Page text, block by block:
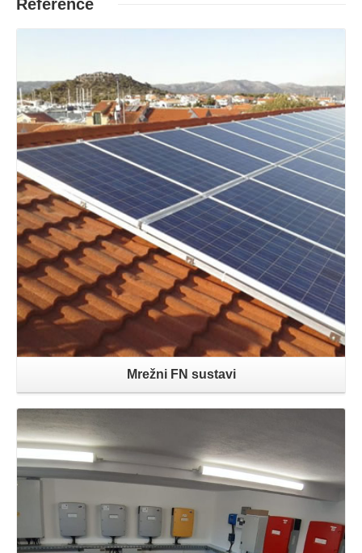
Reference
Opširnije
Mrežni FN sustavi